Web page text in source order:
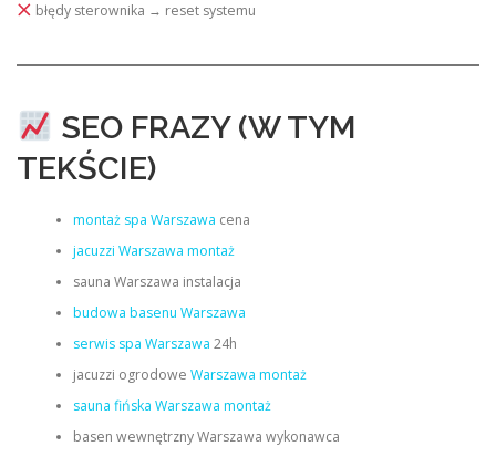
błędy sterownika → reset systemu
SEO FRAZY (W TYM
TEKŚCIE)
montaż spa Warszawa cena
jacuzzi Warszawa montaż
sauna Warszawa instalacja
budowa basenu Warszawa
serwis spa Warszawa 24h
jacuzzi ogrodowe Warszawa montaż
sauna fińska Warszawa montaż
basen wewnętrzny Warszawa wykonawca